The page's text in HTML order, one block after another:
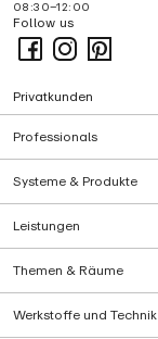
08:30–12:00
Follow us
Privatkunden
Professionals
Systeme & Produkte
Leistungen
Themen & Räume
Werkstoffe und Technik